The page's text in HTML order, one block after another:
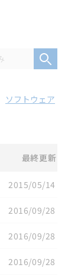
ソフトウェア
最終更新
2015/05/14
2016/09/28
2016/09/28
2016/09/28